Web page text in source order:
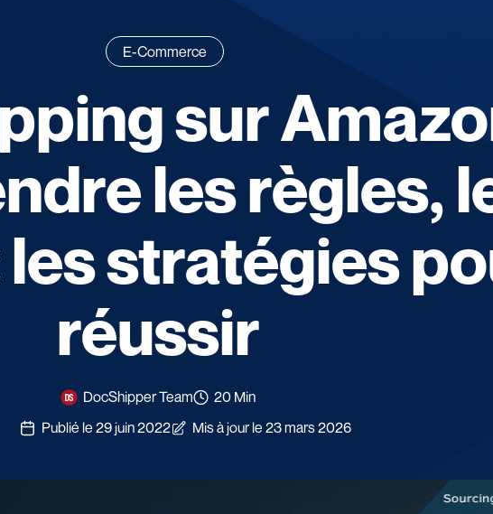
E-Commerce
sur
les règles,
stratégies
réussir
DocShipper Team
20 Min
Publié le 29 juin 2022
Mis à jour le 23 mars 2026